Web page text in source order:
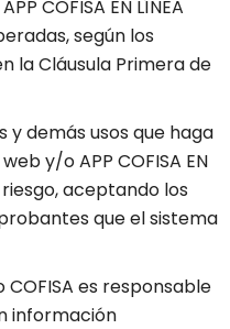
COFISA EN LÍNEA
según los
la Cláusula Primera de
y demás usos que haga
y/o APP COFISA EN
aceptando los
que el sistema
es responsable
información